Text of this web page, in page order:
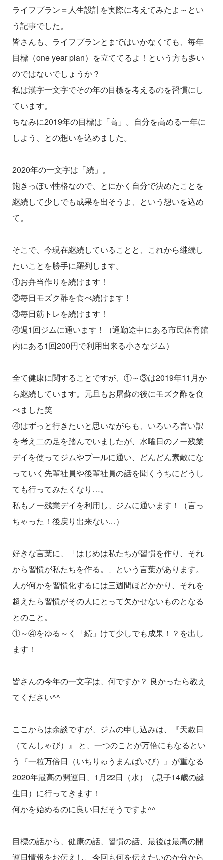
ライフプラン＝人生設計を実際に考えてみたよ～とい
う記事でした。
皆さんも、ライフプランとまではいかなくても、毎年
目標（one year plan）を立ててるよ！という方も多い
のではないでしょうか？
私は漢字一文字でその年の目標を考えるのを習慣にし
ています。
ちなみに2019年の目標は「高」。自分を高める一年に
しよう、との想いを込めました。
2020年の一文字は「続」。
飽きっぽい性格なので、とにかく自分で決めたことを
継続して少しでも成果を出そうよ、という想いを込め
て。
そこで、今現在継続していることと、これから継続し
たいことを勝手に羅列します。
①お弁当作りを続けます！
②毎日モズク酢を食べ続けます！
③毎日筋トレを続けます！
④週1回ジムに通います！（通勤途中にある市民体育館
内にある1回200円で利用出来る小さなジム）
全て健康に関することですが、①～③は2019年11月か
ら継続しています。元旦もお屠蘇の後にモズク酢を食
べました笑
④はずっと行きたいと思いながらも、いろいろ言い訳
を考え二の足を踏んでいましたが、水曜日のノー残業
デイを使ってジムやプールに通い、どんどん素敵にな
っていく先輩社員や後輩社員の話を聞くうちにどうし
ても行ってみたくなり…。
私もノー残業デイを利用し、ジムに通います！（言っ
ちゃった！後戻り出来ない…）
好きな言葉に、「はじめは私たちが習慣を作り、それ
から習慣が私たちを作る。」という言葉があります。
人が何かを習慣化するには三週間ほどかかり、それを
超えたら習慣がその人にとって欠かせないものとなる
とのこと。
①～④をゆる～く「続」けて少しでも成果！？を出し
ます！
皆さんの今年の一文字は、何ですか？ 良かったら教え
てください^^
ここからは余談ですが、ジムの申し込みは、『天赦日
（てんしゃび）』 と、一つのことが万倍にもなるとい
う『一粒万倍日（いちりゅうまんばいび）』が重なる
2020年最高の開運日、1月22日（水）（息子14歳の誕
生日）に行ってきます！
何かを始めるのに良い日だそうですよ^^
目標の話から、健康の話、習慣の話、最後は最高の開
運日情報をお伝えし、今回も何を伝えたいのか分から